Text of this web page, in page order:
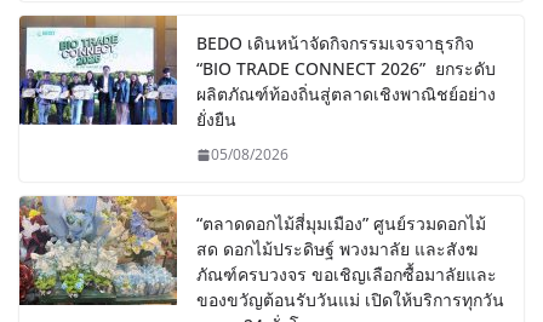
BEDO เดินหน้าจัดกิจกรรมเจรจาธุรกิจ
“BIO TRADE CONNECT 2026” ยกระดับ
ผลิตภัณฑ์ท้องถิ่นสู่ตลาดเชิงพาณิชย์อย่าง
ยั่งยืน
05/08/2026
“ตลาดดอกไม้สี่มุมเมือง” ศูนย์รวมดอกไม้
สด ดอกไม้ประดิษฐ์ พวงมาลัย และสังฆ
ภัณฑ์ครบวงจร ขอเชิญเลือกซื้อมาลัยและ
ของขวัญต้อนรับวันแม่ เปิดให้บริการทุกวัน